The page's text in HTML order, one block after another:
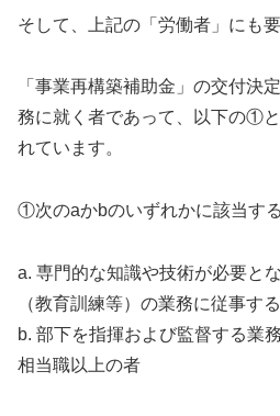
そして、上記の「労働者」にも
「事業再構築補助金」の交付決
務に就く者であって、以下の①
れています。
①次のaかbのいずれかに該当す
a. 専門的な知識や技術が必要と
（教育訓練等）の業務に従事す
b. 部下を指揮および監督する業
相当職以上の者